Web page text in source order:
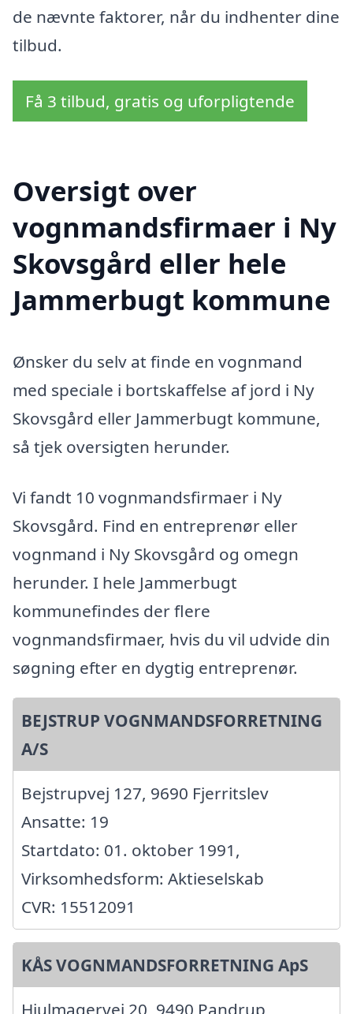
de nævnte faktorer, når du indhenter dine
tilbud.
Få 3 tilbud, gratis og uforpligtende
Oversigt over
vognmandsfirmaer i Ny
Skovsgård eller hele
Jammerbugt kommune
Ønsker du selv at finde en vognmand
med speciale i bortskaffelse af jord i Ny
Skovsgård eller Jammerbugt kommune,
så tjek oversigten herunder.
Vi fandt 10 vognmandsfirmaer i Ny
Skovsgård. Find en entreprenør eller
vognmand i Ny Skovsgård og omegn
herunder. I hele Jammerbugt
kommunefindes der flere
vognmandsfirmaer, hvis du vil udvide din
søgning efter en dygtig entreprenør.
BEJSTRUP VOGNMANDSFORRETNING
A/S
Bejstrupvej 127, 9690 Fjerritslev
Ansatte: 19
Startdato: 01. oktober 1991,
Virksomhedsform: Aktieselskab
CVR: 15512091
KÅS VOGNMANDSFORRETNING ApS
Hjulmagervej 20, 9490 Pandrup